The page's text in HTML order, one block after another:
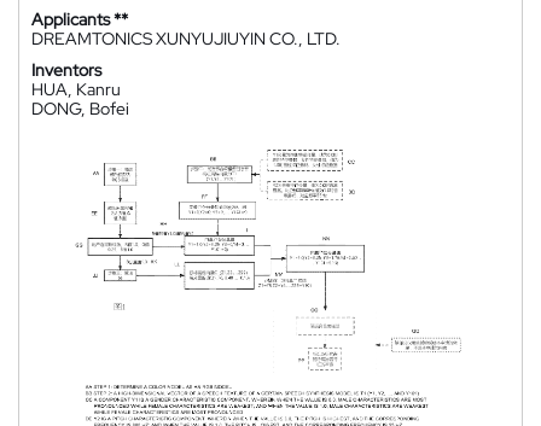
Applicants **
DREAMTONICS XUNYUJIUYIN CO., LTD.
Inventors
HUA, Kanru
DONG, Bofei